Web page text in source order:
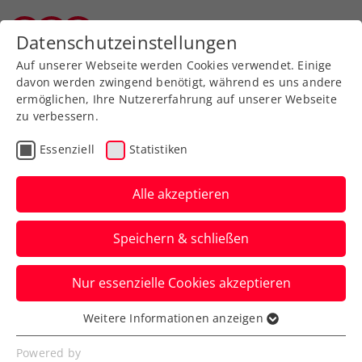
Zurück zur Newsübersicht
Rollstuhltennis
Senioren
ATP-Challenger-/ITF-Tour:
Turniersiege für Miedler,
Tagger, Zimmer, Taucher
Datenschutzeinstellungen
Auf unserer Webseite werden Cookies verwendet. Einige
davon werden zwingend benötigt, während es uns andere
ermöglichen, Ihre Nutzererfahrung auf unserer Webseite
zu verbessern.
Essenziell Statistiken
Alle akzeptieren
Speichern & schließen
Nur essenzielle Cookies akzeptieren
Essenziell
Essenzielle Cookies werden für grundlegende
Weitere Informationen anzeigen
Powered by